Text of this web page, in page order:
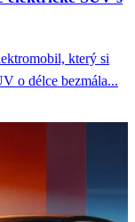
který si
o délce bezmála...